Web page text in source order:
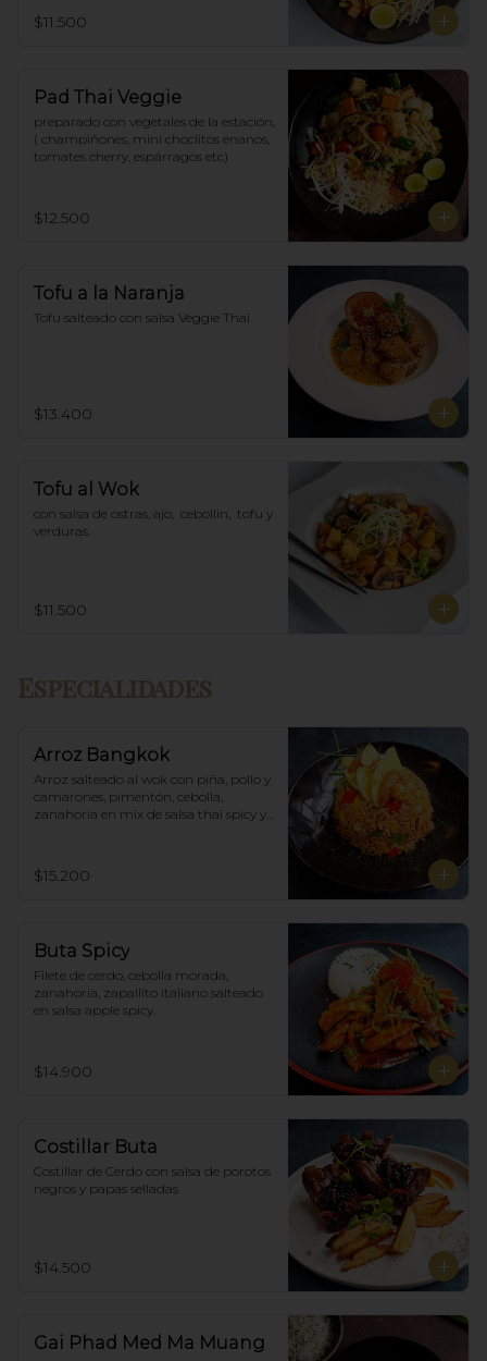
$11.500
Pad Thai Veggie
preparado con vegetales de la estación,
( champiñones, mini choclitos enanos,
tomates cherry, espárragos etc)
$12.500
Tofu a la Naranja
Tofu salteado con salsa Veggie Thai
$13.400
Tofu al Wok
con salsa de ostras, ajo,  cebollin,  tofu y
verduras.
$11.500
Arroz Bangkok
Arroz salteado al wok con piña, pollo y
camarones, pimentón, cebolla,
zanahoria en mix de salsa thai spicy y
$15.200
Buta Spicy
Filete de cerdo, cebolla morada,
zanahoria, zapallito italiano salteado
en salsa apple spicy.
$14.900
Costillar Buta
Costillar de Cerdo con salsa de porotos
negros y papas selladas
$14.500
Gai Phad Med Ma Muang